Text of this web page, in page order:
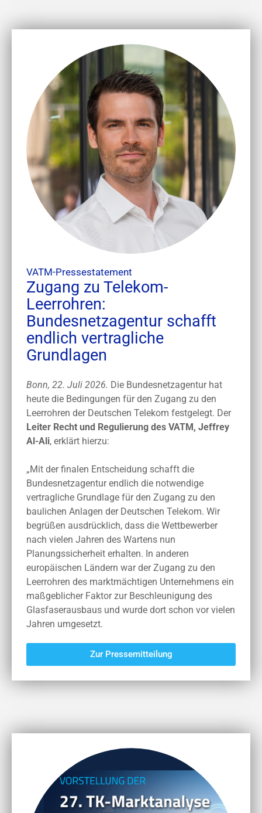
VATM-Pressestatement
Zugang zu Telekom-
Leerrohren:
Bundesnetzagentur schafft
endlich vertragliche
Grundlagen
Bonn, 22. Juli 2026. Die Bundesnetzagentur hat
heute die Bedingungen für den Zugang zu den
Leerrohren der Deutschen Telekom festgelegt. Der
Leiter Recht und Regulierung des VATM, Jeffrey
Al-Ali, erklärt hierzu:
„Mit der finalen Entscheidung schafft die
Bundesnetzagentur endlich die notwendige
vertragliche Grundlage für den Zugang zu den
baulichen Anlagen der Deutschen Telekom. Wir
begrüßen ausdrücklich, dass die Wettbewerber
nach vielen Jahren des Wartens nun
Planungssicherheit erhalten. In anderen
europäischen Ländern war der Zugang zu den
Leerrohren des marktmächtigen Unternehmens ein
maßgeblicher Faktor zur Beschleunigung des
Glasfaserausbaus und wurde dort schon vor vielen
Jahren umgesetzt.
Zur Pressemitteilung